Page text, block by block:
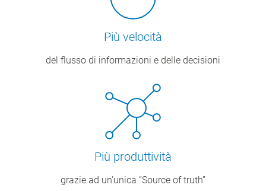
Più velocità
del flusso di informazioni e delle decisioni
Più produttività
grazie ad un'unica “Source of truth”